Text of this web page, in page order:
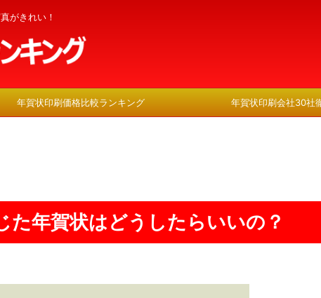
がきれい！
年賀状印刷価格比較ランキング 年賀状印刷会社30社
た年賀状はどうしたらいいの？